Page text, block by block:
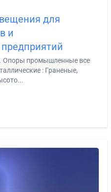
для
и
Опоры промышленные все
: Граненые,